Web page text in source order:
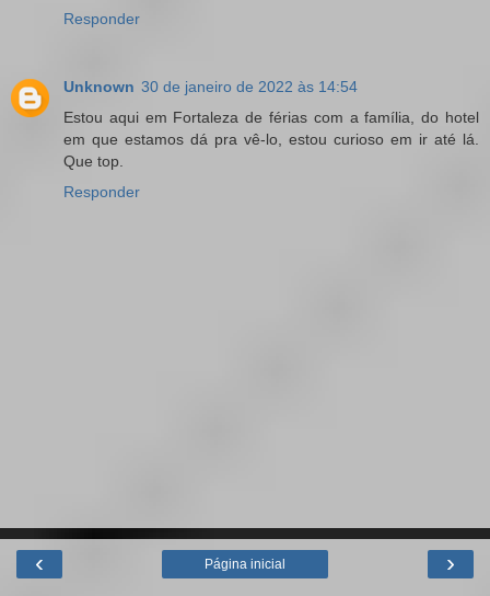
Responder
Unknown 30 de janeiro de 2022 às 14:54
Estou aqui em Fortaleza de férias com a família, do hotel
em que estamos dá pra vê-lo, estou curioso em ir até lá.
Que top.
Responder
‹ ›
Página inicial